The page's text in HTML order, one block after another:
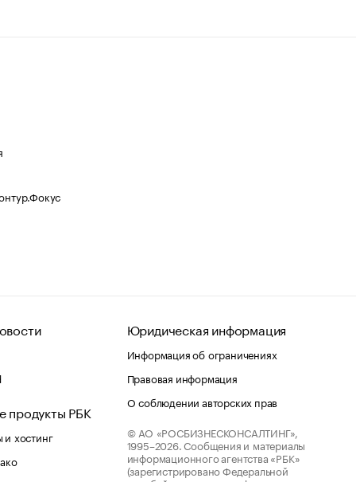
продукты РБК
хостинг
Юридическая информация
Информация об ограничениях
Правовая информация
О соблюдении авторских прав
© АО «РОСБИЗНЕСКОНСАЛТИНГ»,
1995–2026. Сообщения и материалы
информационного агентства «РБК»
(зарегистрировано Федеральной